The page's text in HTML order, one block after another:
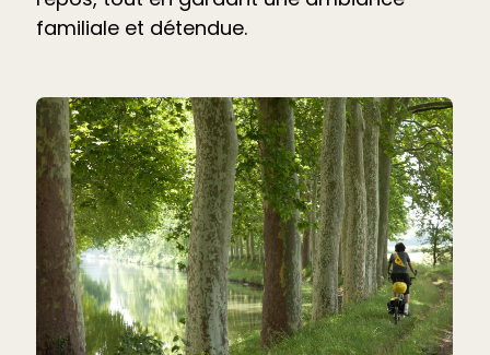
familiale et détendue.